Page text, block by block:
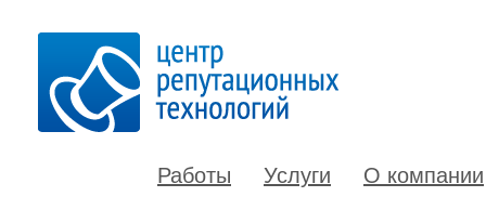
Работы Услуги О компании